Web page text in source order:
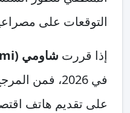
التوقعات على
إذا قررت شاومي (Xiaomi)
في 2026، فمن
على تقديم هاتف